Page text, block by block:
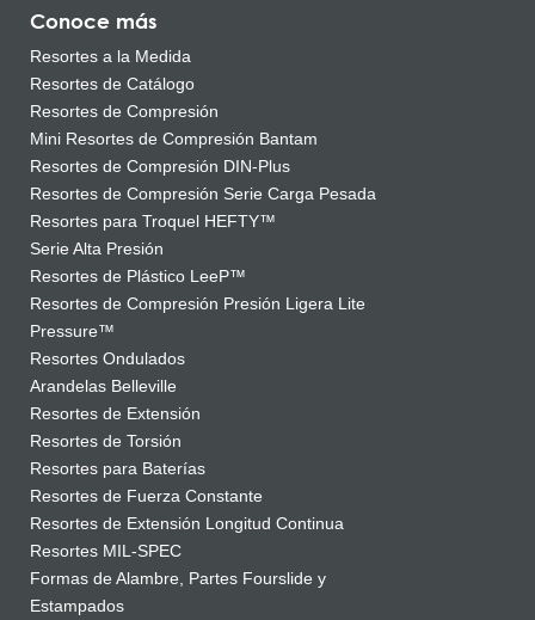
Conoce más
Resortes a la Medida
Resortes de Catálogo
Resortes de Compresión
Mini Resortes de Compresión Bantam
Resortes de Compresión DIN-Plus
Resortes de Compresión Serie Carga Pesada
Resortes para Troquel HEFTY™
Serie Alta Presión
Resortes de Plástico LeeP™
Resortes de Compresión Presión Ligera Lite
Pressure™
Resortes Ondulados
Arandelas Belleville
Resortes de Extensión
Resortes de Torsión
Resortes para Baterías
Resortes de Fuerza Constante
Resortes de Extensión Longitud Continua
Resortes MIL-SPEC
Formas de Alambre, Partes Fourslide y
Estampados